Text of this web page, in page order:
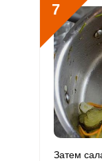
7
Затем